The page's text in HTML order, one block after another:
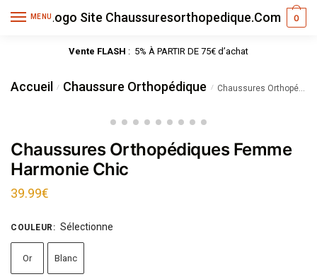
MENU 0
Vente FLASH : 5% À PARTIR DE 75€ d’achat
Accueil / Chaussure Orthopédique / Chaussures Orthopédiques Femme Harmonie Chic
Chaussures Orthopédiques Femme
Harmonie Chic
39.99€
COULEUR : Sélectionne
Or Blanc